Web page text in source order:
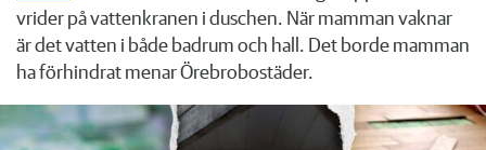
vrider på vattenkranen i duschen. När mamman vaknar
är det vatten i både badrum och hall. Det borde mamman
ha förhindrat menar Örebrobostäder.